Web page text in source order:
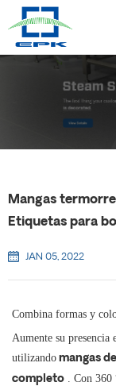
Mangas
Etiquetas para
JAN 05, 2022
Combina formas y
Aumente su presencia
utilizando mangas
completo . Con 360